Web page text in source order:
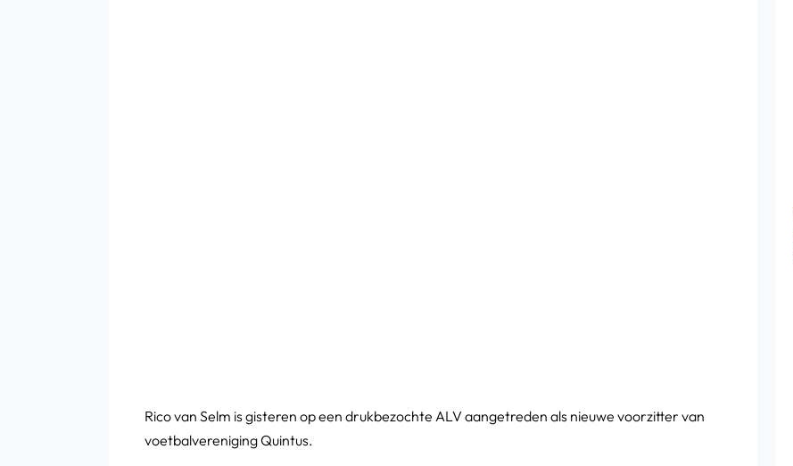
Rico van Selm is gisteren op een drukbezochte ALV aangetreden als nieuwe voorzitter van
voetbalvereniging Quintus.